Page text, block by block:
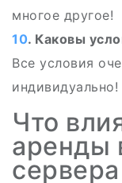
многое другое!
10. Каковы
Все условия
индивидуально!
Что
аренды